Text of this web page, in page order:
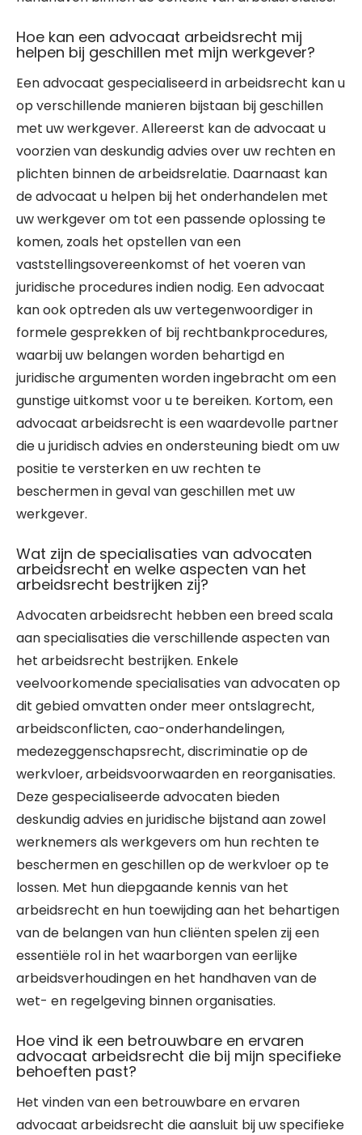
Hoe kan een advocaat arbeidsrecht mij
helpen bij geschillen met mijn werkgever?
Een advocaat gespecialiseerd in arbeidsrecht kan u
op verschillende manieren bijstaan bij geschillen
met uw werkgever. Allereerst kan de advocaat u
voorzien van deskundig advies over uw rechten en
plichten binnen de arbeidsrelatie. Daarnaast kan
de advocaat u helpen bij het onderhandelen met
uw werkgever om tot een passende oplossing te
komen, zoals het opstellen van een
vaststellingsovereenkomst of het voeren van
juridische procedures indien nodig. Een advocaat
kan ook optreden als uw vertegenwoordiger in
formele gesprekken of bij rechtbankprocedures,
waarbij uw belangen worden behartigd en
juridische argumenten worden ingebracht om een
gunstige uitkomst voor u te bereiken. Kortom, een
advocaat arbeidsrecht is een waardevolle partner
die u juridisch advies en ondersteuning biedt om uw
positie te versterken en uw rechten te
beschermen in geval van geschillen met uw
werkgever.
Wat zijn de specialisaties van advocaten
arbeidsrecht en welke aspecten van het
arbeidsrecht bestrijken zij?
Advocaten arbeidsrecht hebben een breed scala
aan specialisaties die verschillende aspecten van
het arbeidsrecht bestrijken. Enkele
veelvoorkomende specialisaties van advocaten op
dit gebied omvatten onder meer ontslagrecht,
arbeidsconflicten, cao-onderhandelingen,
medezeggenschapsrecht, discriminatie op de
werkvloer, arbeidsvoorwaarden en reorganisaties.
Deze gespecialiseerde advocaten bieden
deskundig advies en juridische bijstand aan zowel
werknemers als werkgevers om hun rechten te
beschermen en geschillen op de werkvloer op te
lossen. Met hun diepgaande kennis van het
arbeidsrecht en hun toewijding aan het behartigen
van de belangen van hun cliënten spelen zij een
essentiële rol in het waarborgen van eerlijke
arbeidsverhoudingen en het handhaven van de
wet- en regelgeving binnen organisaties.
Hoe vind ik een betrouwbare en ervaren
advocaat arbeidsrecht die bij mijn specifieke
behoeften past?
Het vinden van een betrouwbare en ervaren
advocaat arbeidsrecht die aansluit bij uw specifieke